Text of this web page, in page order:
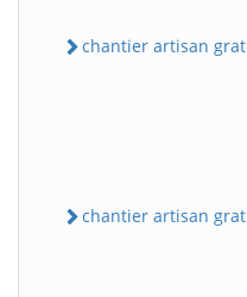
chantier artisan
chantier artisan